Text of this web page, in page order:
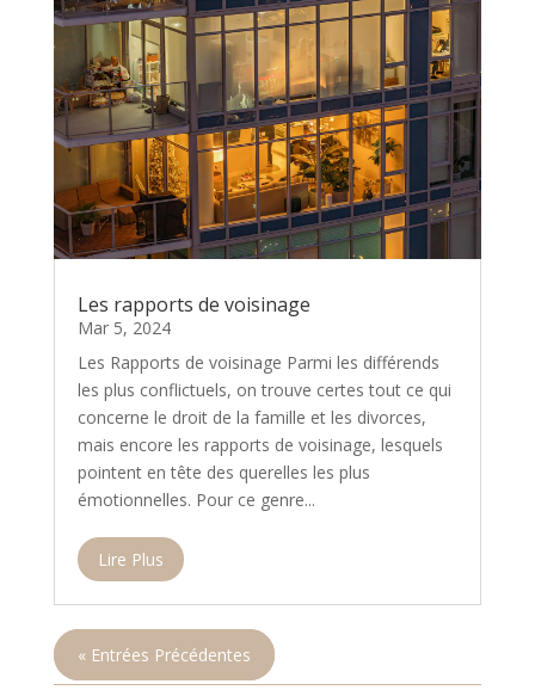
Les rapports de voisinage
Mar 5, 2024
Les Rapports de voisinage Parmi les différends
les plus conflictuels, on trouve certes tout ce qui
concerne le droit de la famille et les divorces,
mais encore les rapports de voisinage, lesquels
pointent en tête des querelles les plus
émotionnelles. Pour ce genre...
Lire Plus
« Entrées Précédentes